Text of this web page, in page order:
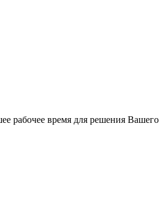
рабочее время для решения Вашего